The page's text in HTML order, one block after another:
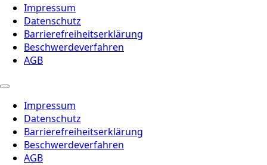
Impressum
Datenschutz
Barrierefreiheitserklärung
Beschwerdeverfahren
AGB
Impressum
Datenschutz
Barrierefreiheitserklärung
Beschwerdeverfahren
AGB